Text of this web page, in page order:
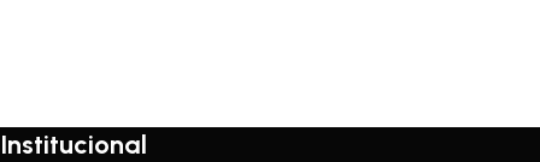
Institucional